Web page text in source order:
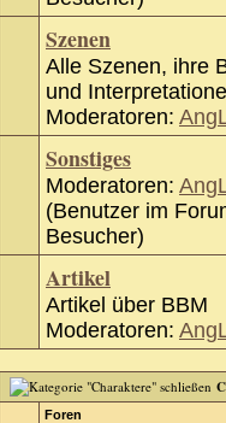
Szenen
Alle Szenen, ihre
und
Moderatoren:
Sonstiges
Moderatoren:
(Benutzer im
Besucher)
Artikel
Artikel über BBM
Moderatoren:
Foren